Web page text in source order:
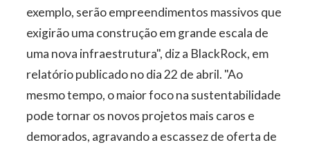
exemplo, serão empreendimentos massivos que
exigirão uma construção em grande escala de
uma nova infraestrutura", diz a BlackRock, em
relatório publicado no dia 22 de abril. "Ao
mesmo tempo, o maior foco na sustentabilidade
pode tornar os novos projetos mais caros e
demorados, agravando a escassez de oferta de